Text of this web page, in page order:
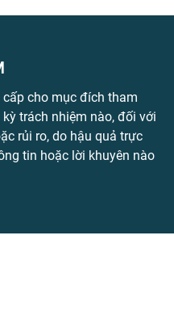
cho mục đích tham
trách nhiệm nào, đối với
rủi ro, do hậu quả trực
tin hoặc lời khuyên nào